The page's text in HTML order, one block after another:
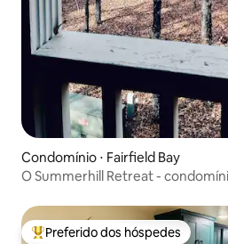
Condomínio ⋅ Fairfield Bay
O Summerhill Retreat -
Entre os melhores preferidos dos
Preferido dos hóspedes